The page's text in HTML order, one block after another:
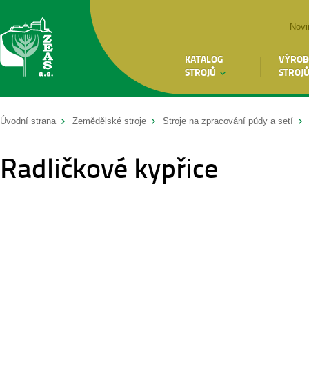
KATALOG
STROJŮ
STROJŮ
Úvodní strana Zemědělské stroje Stroje na zpracování půdy a setí
Radličkové kypřice